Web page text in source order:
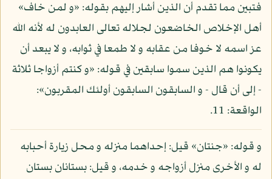
فتبين مما تقدم أن الذين أشار إليهم بقوله: «و لمن خاف»
أهل الإخلاص الخاضعون لجلاله تعالى العابدون له لأنه الله
عز اسمه لا خوفا من عقابه و لا طمعا في ثوابه، و لا يبعد أن
يكونوا هم الذين سموا سابقين في قوله: «و كنتم أزواجا ثلاثة
- إلى أن قال - و السابقون السابقون أولئك المقربون»:
الواقعة: 11.
و قوله: «جنتان» قيل: إحداهما منزله و محل زيارة أحبابه
له و الأخرى منزل أزواجه و خدمه، و قيل: بستانان بستان